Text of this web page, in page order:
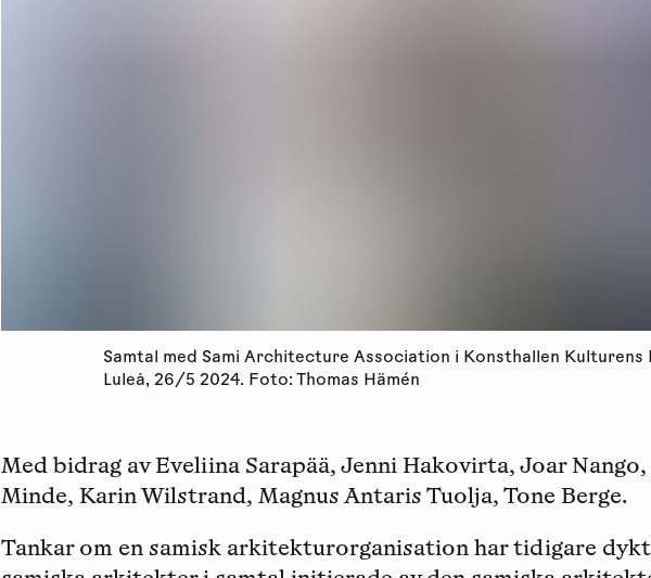
Samtal med Sami Architecture Association i Konsthallen Kulturens
Luleå, 26/5 2024. Foto: Thomas Hämén
Med bidrag avEveliina Sarapää, Jenni Hakovirta, Joar Nango,
Minde, Karin Wilstrand, Magnus Antaris Tuolja, Tone Berge.
Tankar om en samisk arkitekturorganisation har tidigare